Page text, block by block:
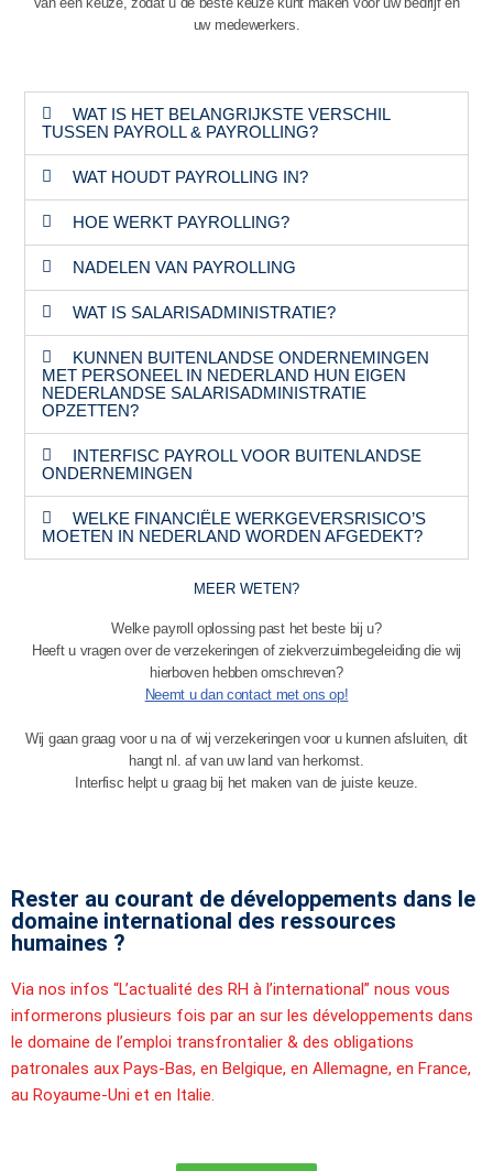
uw medewerkers.
WAT IS HET BELANGRIJKSTE VERSCHIL
TUSSEN PAYROLL & PAYROLLING?
WAT HOUDT PAYROLLING IN?
HOE WERKT PAYROLLING?
NADELEN VAN PAYROLLING
WAT IS SALARISADMINISTRATIE?
KUNNEN BUITENLANDSE ONDERNEMINGEN
MET PERSONEEL IN NEDERLAND HUN EIGEN
NEDERLANDSE SALARISADMINISTRATIE
OPZETTEN?
INTERFISC PAYROLL VOOR BUITENLANDSE
ONDERNEMINGEN
WELKE FINANCIËLE WERKGEVERSRISICO’S
MOETEN IN NEDERLAND WORDEN AFGEDEKT?
MEER WETEN?
Welke payroll oplossing past het beste bij u?
Heeft u vragen over de verzekeringen of ziekverzuimbegeleiding die wij
hierboven hebben omschreven?
Neemt u dan contact met ons op!
Wij gaan graag voor u na of wij verzekeringen voor u kunnen afsluiten, dit
hangt nl. af van uw land van herkomst.
Interfisc helpt u graag bij het maken van de juiste keuze.
Rester au courant de développements dans le
domaine international des ressources
humaines ?
Via nos infos “L’actualité des RH à l’international” nous vous
informerons plusieurs fois par an sur les développements dans
le domaine de l’emploi transfrontalier & des obligations
patronales aux Pays-Bas, en Belgique, en Allemagne, en France,
au Royaume-Uni et en Italie.